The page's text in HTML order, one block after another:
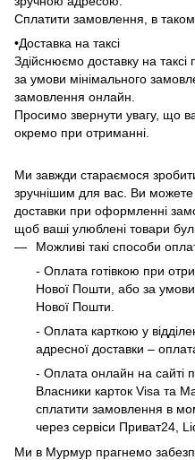
Сплатити замовлення, в
•Доставка на таксі
Здійснюємо доставку на
за умови мінімального
замовлення онлайн.
Просимо звернути увагу, що
окремо при отриманні.
Ми завжди стараємося
зручнішим для вас. Ви можете
доставки при оформленні
щоб ваші улюблені товари
Можливі такі способи
- Оплата готівкою при
Нової Пошти, або за
Нової Пошти.
- Оплата карткою у
адресної доставки –
- Оплата онлайн на сайті
Власники карток Visa та
сплатити замовлення в
через сервіси Приват24,
Ми в Мурмур прагнемо